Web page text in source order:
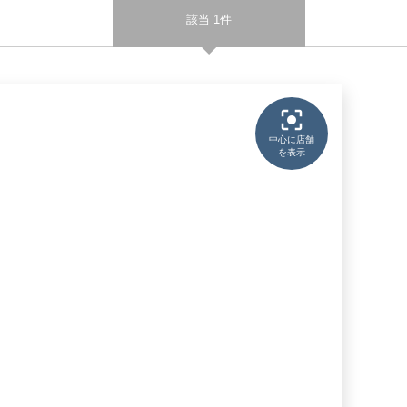
該当 1件
中心に店舗
を表示